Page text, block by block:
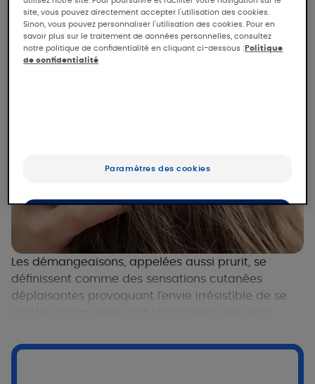
DUCRAY
Les démangeaisons, appelées aussi prurit, se
définissent comme des sensations cutanées
déplaisantes provoquant l’envie irrésistible de se
comme l'eczéma, le psoriasis, ou la dermite
site, vous pouvez directement accepter l'utilisation des cookies.
Sinon, vous pouvez personnaliser l'utilisation des cookies. Pour en
savoir plus sur le traitement de données personnelles, consultez
notre politique de confidentialité en cliquant ci-dessous : Politique
de confidentialité
Paramètres des cookies
Uniquement les essentiels
OK